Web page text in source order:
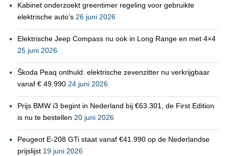
Kabinet onderzoekt greentimer regeling voor gebruikte
elektrische auto’s 26 juni 2026
Elektrische Jeep Compass nu ook in Long Range en met 4×4
25 juni 2026
Škoda Peaq onthuld: elektrische zevenzitter nu verkrijgbaar
vanaf € 49.990 24 juni 2026
Prijs BMW i3 begint in Nederland bij €63.301, de First Edition
is nu te bestellen 20 juni 2026
Peugeot E-208 GTi staat vanaf €41.990 op de Nederlandse
prijslijst 19 juni 2026